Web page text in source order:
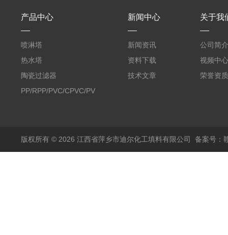
产品中心
喷淋塔
热水塔
陶瓷过滤器
PP/RPP/PVC/CPVC/PVDF
新闻中心
新闻资讯
资料下载
技术文章
关于我
公司简介
视频中心
荣誉资质
版权所有 © 2026 江西省萍乡市迪尔化工填料有限公司 备案号：